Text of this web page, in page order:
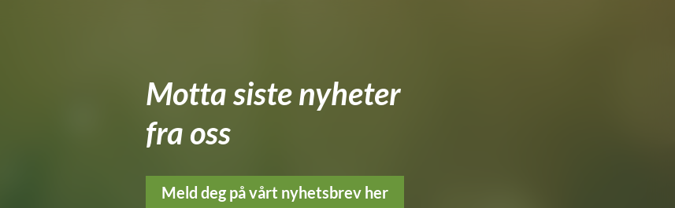
Motta siste nyheter
fra oss
Meld deg på vårt nyhetsbrev her